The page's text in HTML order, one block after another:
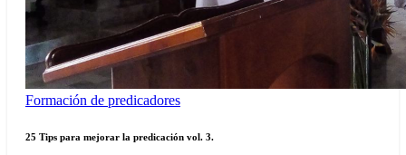
Formación de predicadores
25 Tips para mejorar la predicación vol. 3.